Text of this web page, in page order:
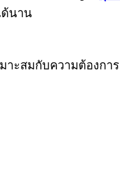
ด้นาน
ะสมกับความต้องก